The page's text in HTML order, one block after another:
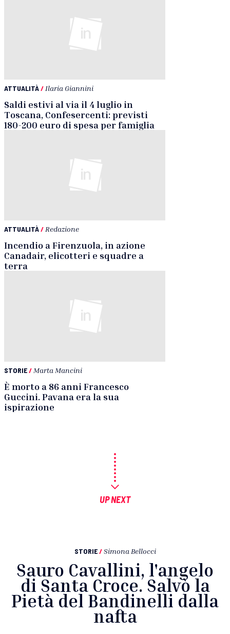
ATTUALITÀ/ Ilaria Giannini
Saldi estivi al via il 4 luglio in
Toscana, Confesercenti: previsti
180-200 euro di spesa per famiglia
ATTUALITÀ/ Redazione
Incendio a Firenzuola, in azione
Canadair, elicotteri e squadre a
terra
STORIE/ Marta Mancini
È morto a 86 anni Francesco
Guccini. Pavana era la sua
ispirazione
UP NEXT
STORIE / Simona Bellocci
Sauro Cavallini, l'angelo
di Santa Croce. Salvò la
Pietà del Bandinelli dalla
nafta